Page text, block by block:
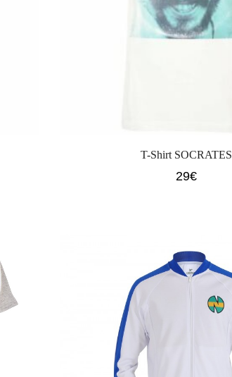
T-Shirt SOCRATES
29€